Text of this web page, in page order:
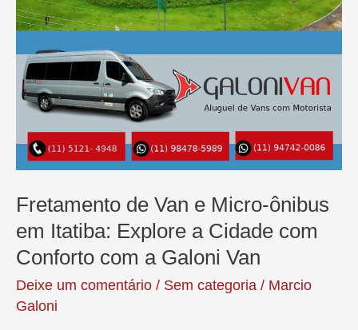
Fretamento de Van e Micro-ônibus
em Itatiba: Explore a Cidade com
Conforto com a Galoni Van
Deixe um comentário / Sem categoria / Marcio
Galoni